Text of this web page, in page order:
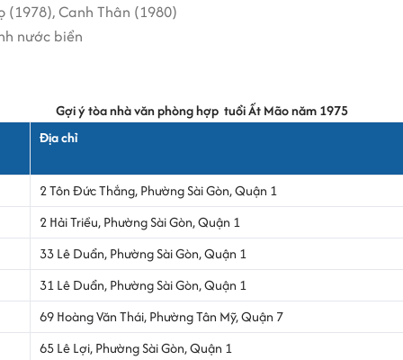
(1978), Canh Thân (1980)
nước biển
Gợi ý tòa nhà văn phòng hợp tuổi Ất Mão năm 1975
Địa chỉ
2 Tôn Đức Thắng, Phường Sài Gòn, Quận 1
2 Hải Triều, Phường Sài Gòn, Quận 1
33 Lê Duẩn, Phường Sài Gòn, Quận 1
31 Lê Duẩn, Phường Sài Gòn, Quận 1
69 Hoàng Văn Thái, Phường Tân Mỹ, Quận 7
65 Lê Lợi, Phường Sài Gòn, Quận 1